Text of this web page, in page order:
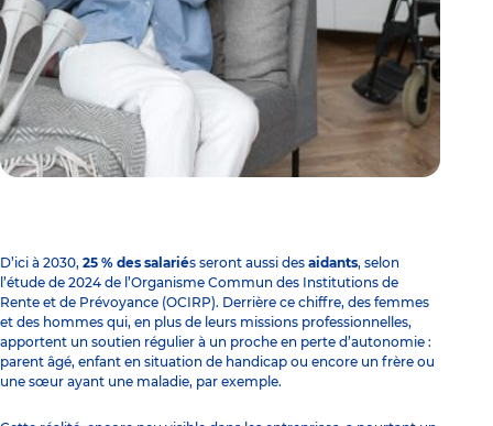
D’ici à 2030, 25 % des salariés seront aussi des aidants, selon
l’étude de 2024 de l’Organisme Commun des Institutions de
Rente et de Prévoyance (OCIRP). Derrière ce chiffre, des femmes
et des hommes qui, en plus de leurs missions professionnelles,
apportent un soutien régulier à un proche en perte d’autonomie :
parent âgé, enfant en situation de handicap ou encore un frère ou
une sœur ayant une maladie, par exemple.